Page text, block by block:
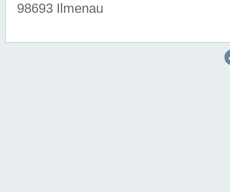
98693 Ilmenau